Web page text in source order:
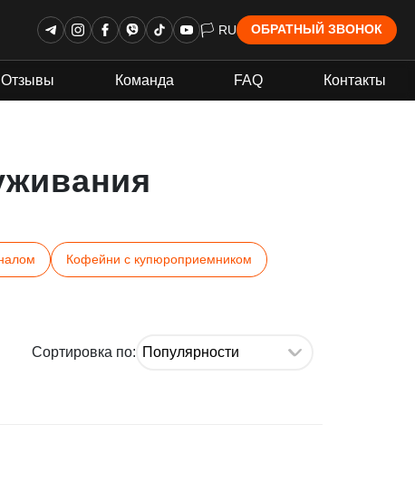
🏳 RU ОБРАТНЫЙ ЗВОНОК
Отзывы Команда FAQ Контакты
Кофейни с купюроприемником
Сортировка по: